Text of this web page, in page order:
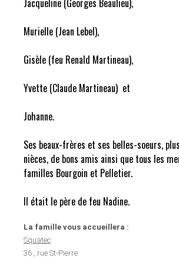
Jacqueline (Georges Beaulieu),
Murielle (Jean Lebel),
Gisèle (feu Renald Martineau),
Yvette (Claude Martineau) et
Johanne.
Ses beaux-frères et ses belles-soeurs,
nièces, de bons amis ainsi que tous les
familles Bourgoin et Pelletier.
Il était le père de feu Nadine.
La famille vous accueillera :
Squatec
36 , rue St-Pierre